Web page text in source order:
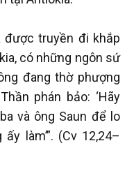
được truyền đi khắp
có những ngôn sứ
đang thờ phượng
phán bảo: ‘Hãy
và ông Saun để lo
làm’”. (Cv 12,24–